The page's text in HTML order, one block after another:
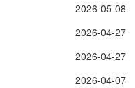
2026-05-08
2026-04-27
2026-04-27
2026-04-07